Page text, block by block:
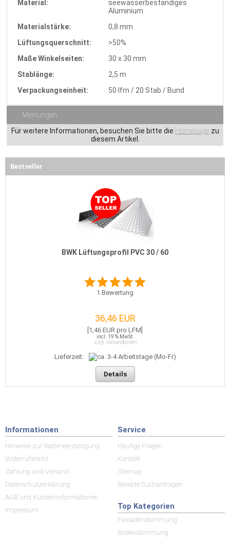
Material:
seewasserbeständiges
Aluminium
Materialstärke:
0,8 mm
Lüftungsquerschnitt:
>50%
Maße Winkelseiten:
30 x 30 mm
Stablänge:
2,5 m
Verpackungseinheit:
50 lfm / 20 Stab / Bund
Meinungen
Für weitere Informationen, besuchen Sie bitte die Homepagezu
diesem Artikel.
Bestseller
BWK Lüftungsprofil PVC 30 / 60
1 Bewertung
36,46 EUR
[1,46 EUR pro LFM]
incl. 19 % MwSt.
zzgl. Versandkosten
Lieferzeit:
Details
Informationen
Hinweise zur Batterieentsorgung
Widerrufsrecht
Zahlung und Versand
Datenschutzerklärung
AGB und Kundeninformationen
Impressum
Service
Häufige Fragen
Kontakt
Sitemap
Beliebte Suchanfragen
Top Kategorien
Fassadendämmung
Bodendämmung